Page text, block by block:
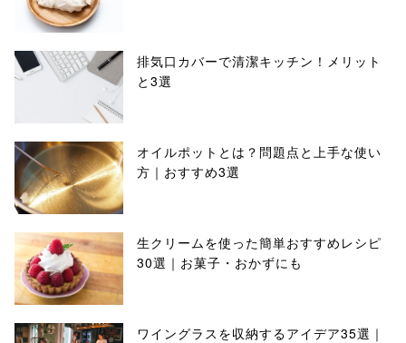
排気口カバーで清潔キッチン！メリット
と3選
オイルポットとは？問題点と上手な使い
方｜おすすめ3選
生クリームを使った簡単おすすめレシピ
30選｜お菓子・おかずにも
ワイングラスを収納するアイデア35選｜